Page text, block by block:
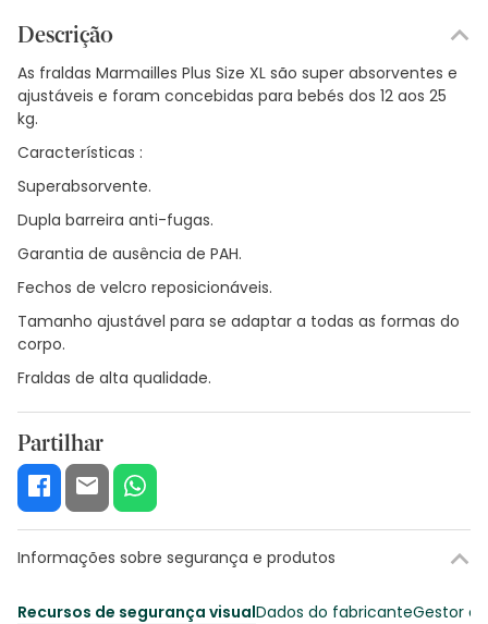
Descrição
As fraldas Marmailles Plus Size XL são super absorventes e
ajustáveis e foram concebidas para bebés dos 12 aos 25
kg.
Características :
Superabsorvente.
Dupla barreira anti-fugas.
Garantia de ausência de PAH.
Fechos de velcro reposicionáveis.
Tamanho ajustável para se adaptar a todas as formas do
corpo.
Fraldas de alta qualidade.
Partilhar
Informações sobre segurança e produtos
Recursos de segurança visualDados do fabricanteGestor